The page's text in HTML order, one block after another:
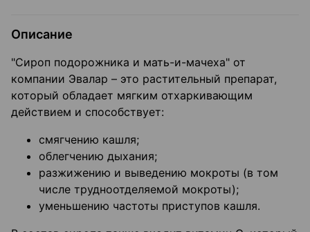
Описание
"Сироп подорожника и мать-и-мачеха" от
компании Эвалар – это растительный препарат,
который обладает мягким отхаркивающим
действием и способствует:
смягчению кашля;
облегчению дыхания;
разжижению и выведению мокроты (в том
числе трудноотделяемой мокроты);
уменьшению частоты приступов кашля.